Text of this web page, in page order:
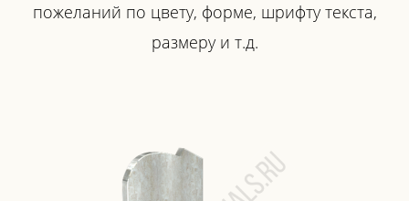
пожеланий по цвету, форме, шрифту текста,
размеру и т.д.